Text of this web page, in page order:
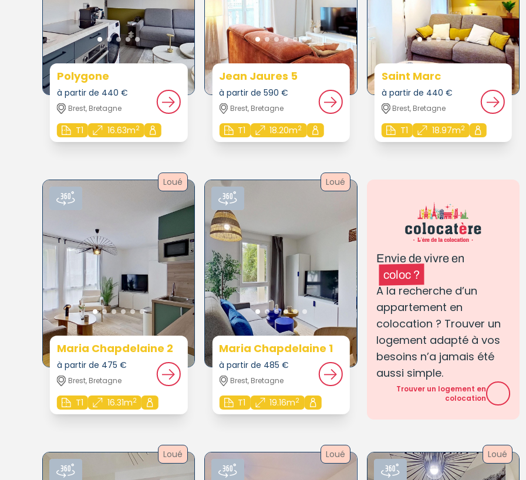
Polygone
à partir de 440 €
Brest, Bretagne
T1 16.63m2
Jean Jaures 5
à partir de 590 €
Brest, Bretagne
T1 18.20m2
Saint Marc
à partir de 440 €
Brest, Bretagne
T1 18.97m2
Loué
Maria Chapdelaine 2
à partir de 475 €
Brest, Bretagne
T1 16.31m2
Loué
Maria Chapdelaine 1
à partir de 485 €
Brest, Bretagne
T1 19.16m2
Envie de vivre en
coloc ?
A la recherche d’un
appartement en
colocation ? Trouver un
logement adapté à vos
besoins n’a jamais été
aussi simple.
Trouver un logement en
colocation
Loué Loué Loué